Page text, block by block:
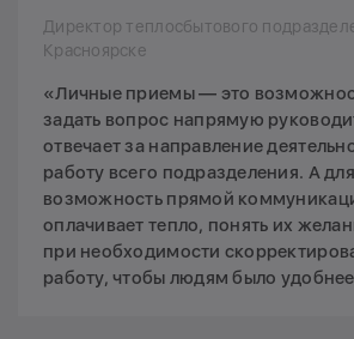
Директор теплосбытового
Красноярске
«Личные приемы — это
задать вопрос напрямую
отвечает за направление
работу всего подразделения. А
возможность прямой
оплачивает тепло, понять их
при необходимости
работу, чтобы людям было